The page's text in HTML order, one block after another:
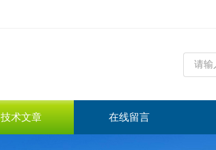
技术文章 在线留言